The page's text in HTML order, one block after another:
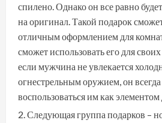
спилено. Однако он все равно
на оригинал. Такой подарок
отличным оформлением для
сможет использовать его для
если мужчина не увлекается
огнестрельным оружием, он
воспользоваться им как элементом
Следующая группа подарков –